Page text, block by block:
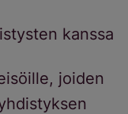
kanssa
joiden